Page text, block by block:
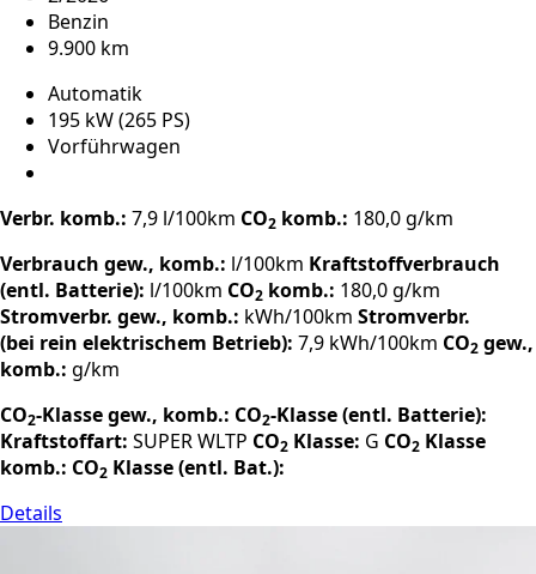
Benzin
9.900 km
Automatik
195 kW (265 PS)
Vorführwagen
Verbr. komb.: 7,9 l/100km CO2 komb.: 180,0 g/km
Verbrauch gew., komb.: l/100km Kraftstoffverbrauch
(entl. Batterie): l/100km CO2 komb.: 180,0 g/km
Stromverbr. gew., komb.: kWh/100km Stromverbr.
(bei rein elektrischem Betrieb): 7,9 kWh/100km CO2 gew.,
komb.: g/km
CO2-Klasse gew., komb.: CO2-Klasse (entl. Batterie):
Kraftstoffart: SUPERWLTP CO2 Klasse: G CO2 Klasse
komb.: CO2 Klasse (entl. Bat.):
Details